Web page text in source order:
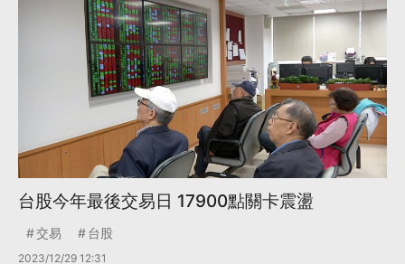
台股今年最後交易日 17900點關卡震盪
交易 台股
2023/12/29 12:31